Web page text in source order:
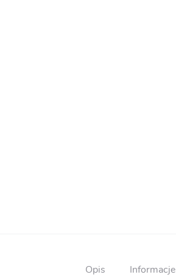
Opis Informacje